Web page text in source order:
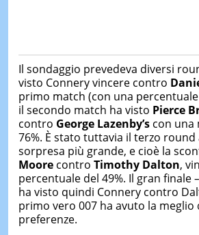
Il sondaggio prevedeva diversi
visto Connery vincere contro
primo match (con una
il secondo match ha visto Pierce
contro George Lazenby’scon una
76%. È stato tuttavia il terzo round
sorpresa più grande, e cioè la
Moorecontro Timothy Dalton,
percentuale del 49%. Il gran finale
ha visto quindi Connery contro
primo vero 007 ha avuto la meglio
preferenze.